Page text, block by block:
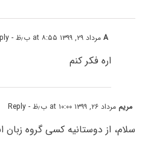
Aمرداد ۲۹, ۱۳۹۹ at ۸:۵۵ ب٫ظ - Reply
اره فکر کنم
مریم مرداد ۲۶, ۱۳۹۹ at ۱۰:۰۰ ب٫ظ - Reply
سلام، از دوستانیه کسی گروه زبان